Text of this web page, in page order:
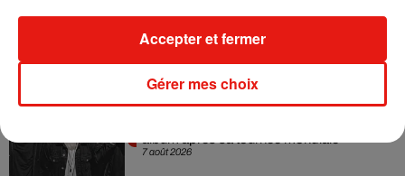
Musique
7 août 2026
Gérer mes choix
Accepter et fermer